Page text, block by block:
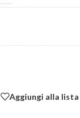
Aggiungi alla